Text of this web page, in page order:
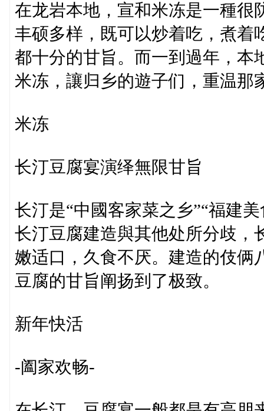
在龙岩本地，宣和米冻是一種很
丰硕多样，既可以炒着吃，煮着
都十分的甘旨。而一到過年，本
米冻，讓归乡的遊子们，重温那
米冻
长汀豆腐宴演绎無限甘旨
长汀是“中國客家菜之乡”“福建
长汀豆腐建造與其他处所分歧，
嫩适口，久食不厌。建造的伎俩
豆腐的甘旨阐扬到了极致。
新年快活
-阖家欢畅-